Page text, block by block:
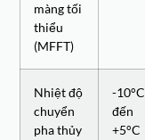
màng tối
thiểu
(MFFT)
Nhiệt độ
chuyển
pha thủy
-10°C
đến
+5°C